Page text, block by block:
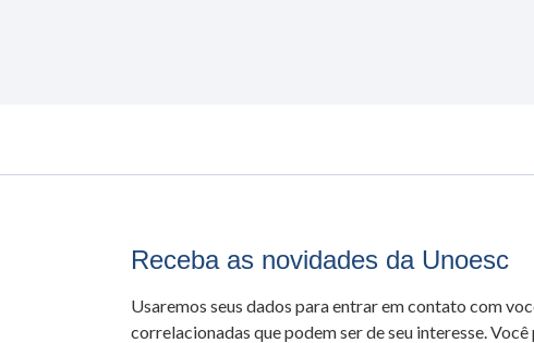
Receba as novidades da Unoesc
Usaremos seus dados para entrar em contato com
correlacionadas que podem ser de seu interesse.